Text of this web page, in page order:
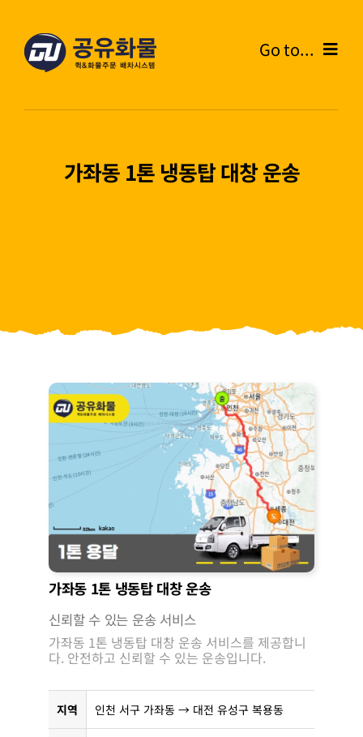
Go to...
블로그
가좌동 1톤 냉동탑 대창 운송
가좌동 1톤 냉동탑 대창 운송
신뢰할 수 있는 운송 서비스
가좌동 1톤 냉동탑 대창 운송 서비스를 제공합니
다. 안전하고 신뢰할 수 있는 운송입니다.
지역 인천 서구 가좌동 → 대전 유성구 복용동